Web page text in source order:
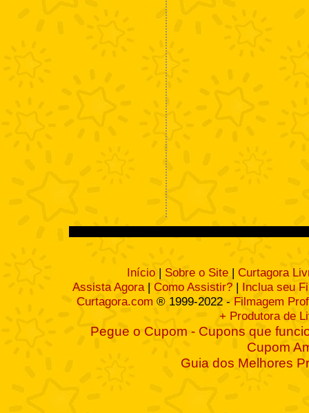
Início | Sobre o Site | Curtagora
Assista Agora| Como Assistir? | Inclua seu
Curtagora.com ® 1999-2022 - Filmagem
+ Produtora de
Pegue o Cupom - Cupons que
Cupom
Guia dos Melhores